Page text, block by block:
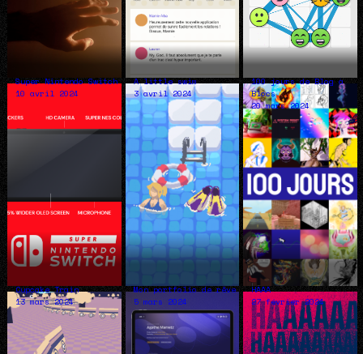
Super Nintendo Switch
10 avril 2024
A little swim
3 avril 2024
100 jours de Blog à
Blocs
20 mars 2024
Cupcake Train
13 mars 2024
Mon portfolio de rêve
5 mars 2024
HAAA
27 février 2024